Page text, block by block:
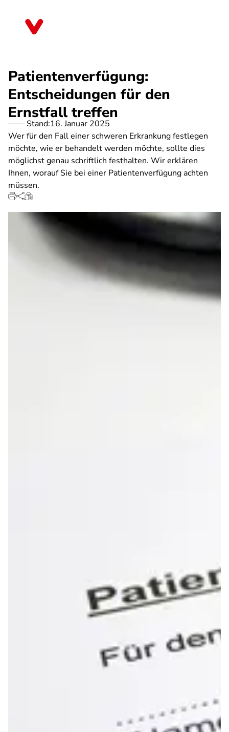
Patientenverfügung:
Entscheidungen für den
Ernstfall treffen
Stand:16. Januar 2025
Wer für den Fall einer schweren Erkrankung festlegen
möchte, wie er behandelt werden möchte, sollte dies
möglichst genau schriftlich festhalten. Wir erklären
Ihnen, worauf Sie bei einer Patientenverfügung achten
müssen.